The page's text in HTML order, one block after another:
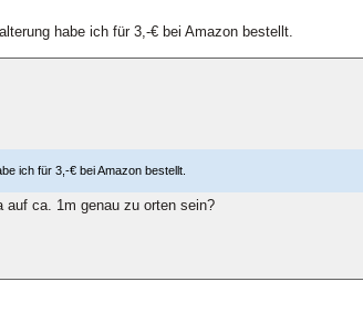
habe ich für 3,-€ bei Amazon bestellt.
ich für 3,-€ bei Amazon bestellt.
ca. 1m genau zu orten sein?